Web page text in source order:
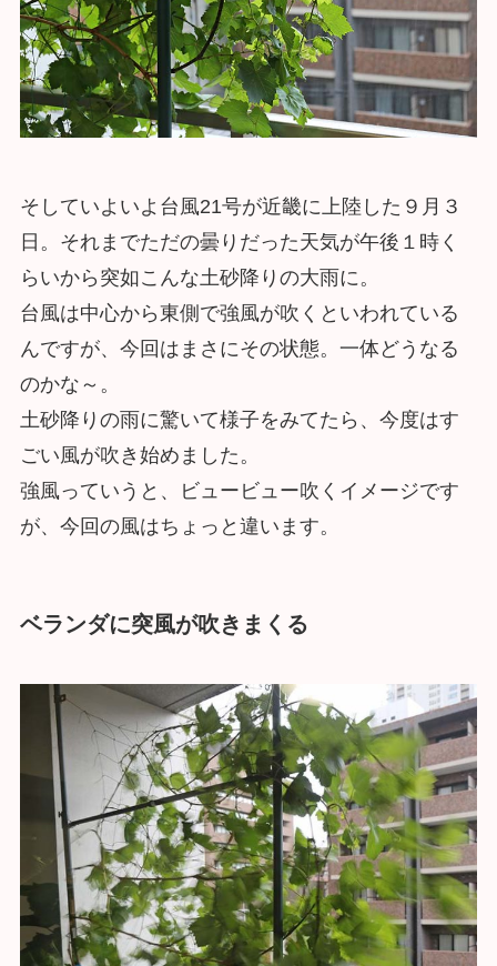
そしていよいよ台風21号が近畿に上陸した９月３
日。それまでただの曇りだった天気が午後１時く
らいから突如こんな土砂降りの大雨に。
台風は中心から東側で強風が吹くといわれている
んですが、今回はまさにその状態。一体どうなる
のかな～。
土砂降りの雨に驚いて様子をみてたら、今度はす
ごい風が吹き始めました。
強風っていうと、ビュービュー吹くイメージです
が、今回の風はちょっと違います。
ベランダに突風が吹きまくる